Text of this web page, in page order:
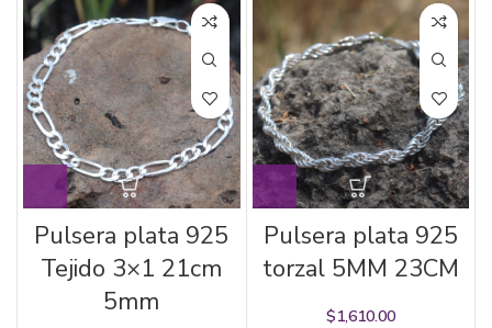
Pulsera plata 925
Tejido 3×1 21cm
5mm
Pulsera plata 925
torzal 5MM 23CM
$1,610.00